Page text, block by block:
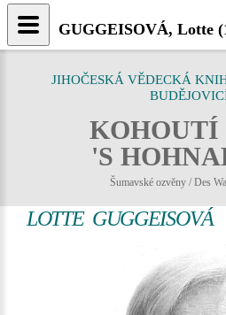
JIHOČESKÁ VĚDECKÁ
'S
Šumavské ozvěny / Des
LOTTE GUGGEISOVÁ
GUGGEISOVÁ, Lotte